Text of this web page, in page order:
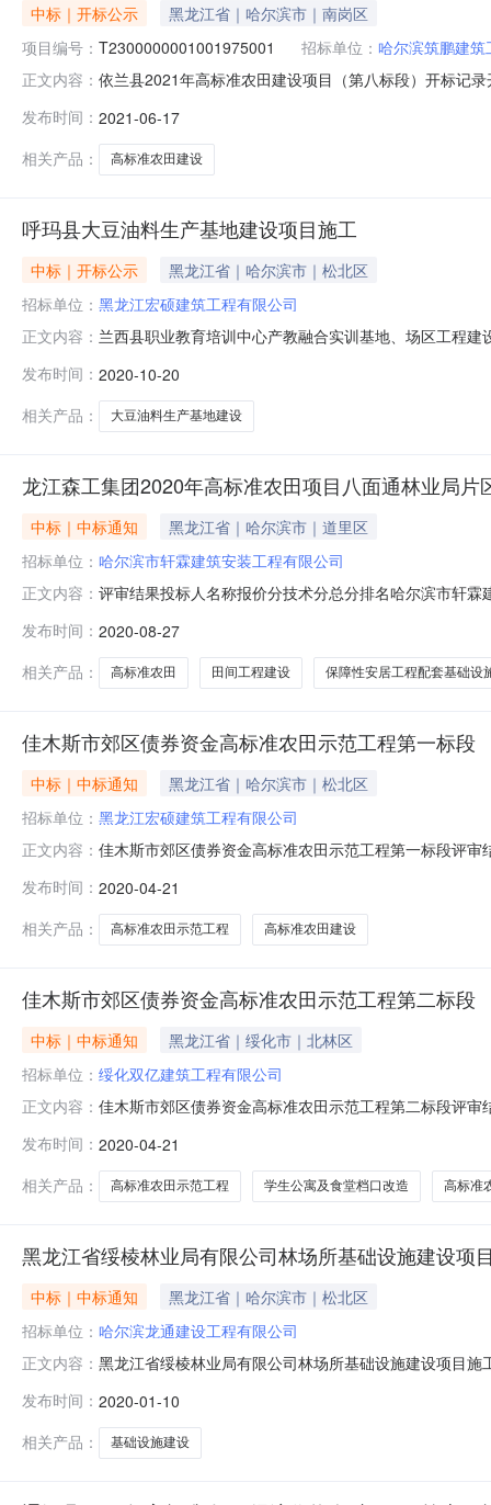
中标｜开标公示
黑龙江省｜哈尔滨市｜南岗区
项目编号： T2300000001001975001 招标单位： 哈尔滨筑鹏建
正文内容： 依兰县2021年高标准农田建设项目（第八标段）开标记
专业验收规范的合格标准;保证金金额:80000.00元,投标
发布时间： 2021-06-17
相关产品：
高标准农田建设
呼玛县大豆油料生产基地建设项目施工
中标｜开标公示
黑龙江省｜哈尔滨市｜松北区
招标单位： 黑龙江宏硕建筑工程有限公司
正文内容： 兰西县职业教育培训中心产教融合实训基地、场区工程
45.5739.9985.565
发布时间： 2020-10-20
相关产品：
大豆油料生产基地建设
龙江森工集团2020年高标准农田项目八面通林业局片
中标｜中标通知
黑龙江省｜哈尔滨市｜道里区
招标单位： 哈尔滨市轩霖建筑安装工程有限公司
正文内容： 评审结果投标人名称报价分技术分总分排名哈尔滨市轩
建筑工程有限公司胡芳野国家新增千亿斤粮食生产能力
发布时间： 2020-08-27
相关产品：
高标准农田 田间工程建设 保障性安居工程配套基础设
佳木斯市郊区债券资金高标准农田示范工程第一标段
中标｜中标通知
黑龙江省｜哈尔滨市｜松北区
招标单位： 黑龙江宏硕建筑工程有限公司
正文内容： 佳木斯市郊区债券资金高标准农田示范工程第一标段评
经理/项目负责人企业业绩项目经理/项目负责人业绩其他
发布时间： 2020-04-21
相关产品：
高标准农田示范工程 高标准农田建设
佳木斯市郊区债券资金高标准农田示范工程第二标段
中标｜中标通知
黑龙江省｜绥化市｜北林区
招标单位： 绥化双亿建筑工程有限公司
正文内容： 佳木斯市郊区债券资金高标准农田示范工程第二标段评
业绩其他人员姓名、证件号及业绩黑龙江宏硕建筑工程
档口改造项
发布时间： 2020-04-21
相关产品：
高标准农田示范工程 学生公寓及食堂档口改造 高标准
黑龙江省绥棱林业局有限公司林场所基础设施建设项
中标｜中标通知
黑龙江省｜哈尔滨市｜松北区
招标单位： 哈尔滨龙通建设工程有限公司
正文内容： 黑龙江省绥棱林业局有限公司林场所基础设施建设项目
人全称项目经理/项目负责人企业业绩项目经理/项目负责
发布时间： 2020-01-10
相关产品：
基础设施建设